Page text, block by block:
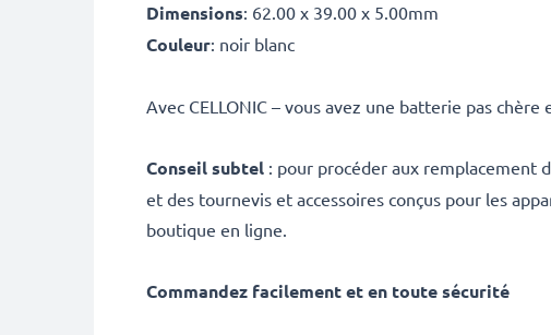
Dimensions: 62.00 x 39.00 x 5.00mm
Couleur: noir blanc
Avec CELLONIC – vous avez une batterie pas
Conseil subtel : pour procéder aux remplacement
et des tournevis et accessoires conçus pour les
boutique en ligne.
Commandez facilement et en toute sécurité